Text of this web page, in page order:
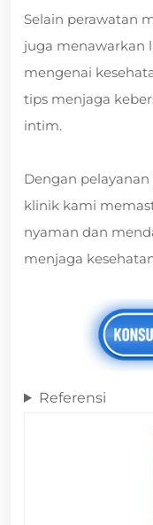
Selain perawatan
juga menawarkan
mengenai
tips menjaga
intim.
Dengan
klinik kami
nyaman dan
menjaga
Referensi